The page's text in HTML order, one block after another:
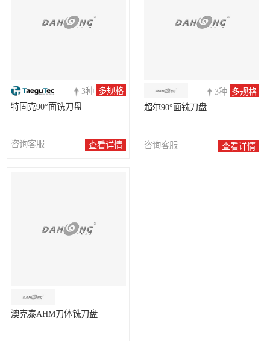
3种 多规格
特固克90°面铣刀盘
咨询客服 查看详情
3种 多规格
超尔90°面铣刀盘
咨询客服 查看详情
澳克泰AHM刀体铣刀盘